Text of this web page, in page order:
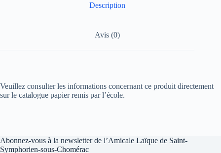
Description
Avis (0)
Veuillez consulter les informations concernant ce produit directement
sur le catalogue papier remis par l’école.
Abonnez-vous à la newsletter de l’Amicale Laïque de Saint-
Symphorien-sous-Chomérac